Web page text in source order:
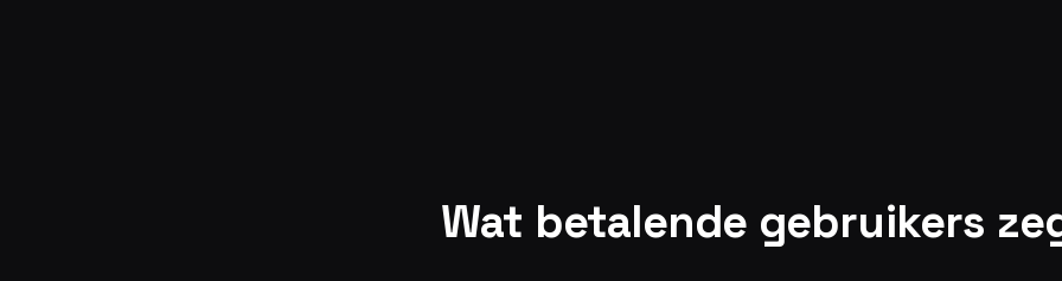
Wat betalende gebruikers